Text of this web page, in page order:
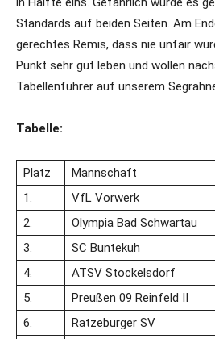
Standards auf beiden Seiten. Am
gerechtes Remis, dass nie unfair
Punkt sehr gut leben und wollen
Tabellenführer auf unserem
Tabelle:
Platz Mannschaft
1.
VfL Vorwerk
2.
Olympia Bad Schwartau
3.
SC Buntekuh
4.
ATSV Stockelsdorf
5.
Preußen 09 Reinfeld II
6.
Ratzeburger SV